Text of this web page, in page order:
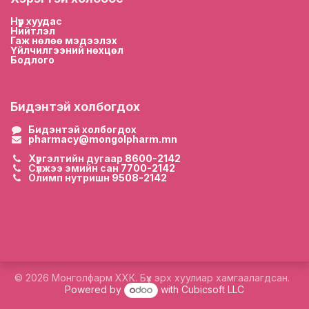
Нүүр хуудас
Нийтлэл
Гаж нөлөө мэдээлэх
Үйлчилгээний нөхцөл
Бодлого
Бидэнтэй холбогдох
Бидэнтэй холбогдох
pharmacy@mongolpharm.mn
Хүргэлтийн дугаар 8600-2142
Сүлжээ эмийн сан 7700-2142
Олимп нутришн 9508-2142
© 2026 Монголфарм ХХК. Бүх эрх хуулиар хамгаалагдсан.
Powered by
with Cubicsoft LLC